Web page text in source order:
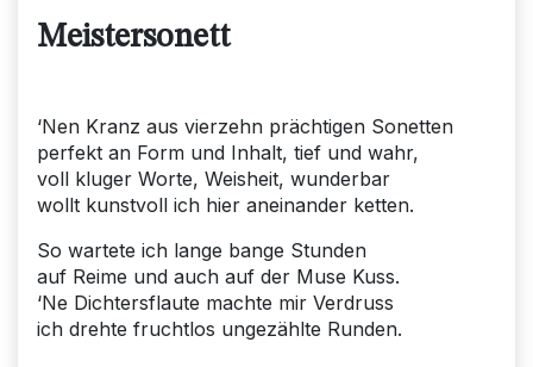
Meistersonett
‘Nen Kranz aus vierzehn prächtigen Sonetten
perfekt an Form und Inhalt, tief und wahr,
voll kluger Worte, Weisheit, wunderbar
wollt kunstvoll ich hier aneinander ketten.
So wartete ich lange bange Stunden
auf Reime und auch auf der Muse Kuss.
‘Ne Dichtersflaute machte mir Verdruss
ich drehte fruchtlos ungezählte Runden.